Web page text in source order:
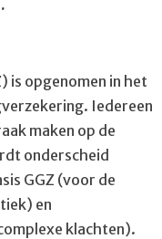
.
is opgenomen in het
Iedereen
maken op de
onderscheid
GGZ (voor de
en
klachten).